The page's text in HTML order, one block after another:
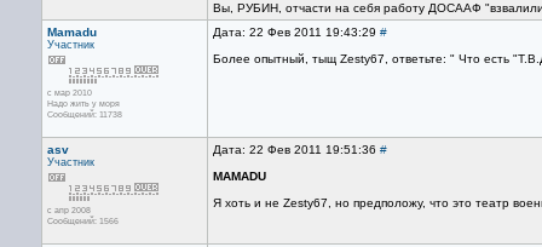
Вы, РУБИН, отчасти на себя работу ДОСААФ
Mamadu
Участник
с мар 2010
Надо жить у моря
Сообщений: 11738
Дата: 22 Фев 2011 19:43:29 #
Более опытный, тыщ Zesty67, ответьте: " Что есть
asv
Участник
с апр 2008
Сообщений: 1566
Дата: 22 Фев 2011 19:51:36 #
MAMADU
Я хоть и не Zesty67, но предположу, что это театр